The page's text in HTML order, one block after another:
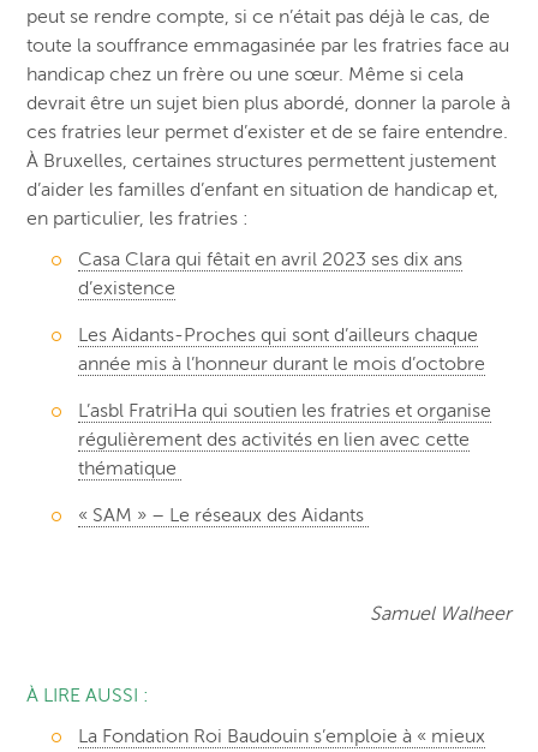
peut se rendre compte, si ce n’était pas déjà le cas, de
toute la souffrance emmagasinée par les fratries face au
handicap chez un frère ou une sœur. Même si cela
devrait être un sujet bien plus abordé, donner la parole à
ces fratries leur permet d’exister et de se faire entendre.
À Bruxelles, certaines structures permettent justement
d’aider les familles d’enfant en situation de handicap et,
en particulier, les fratries :
Casa Clara qui fêtait en avril 2023 ses dix ans
d’existence
Les Aidants-Proches qui sont d’ailleurs chaque
année mis à l’honneur durant le mois d’octobre
L’asbl FratriHa qui soutien les fratries et organise
régulièrement des activités en lien avec cette
thématique
« SAM » – Le réseaux des Aidants
Samuel Walheer
À LIRE AUSSI :
La Fondation Roi Baudouin s’emploie à « mieux